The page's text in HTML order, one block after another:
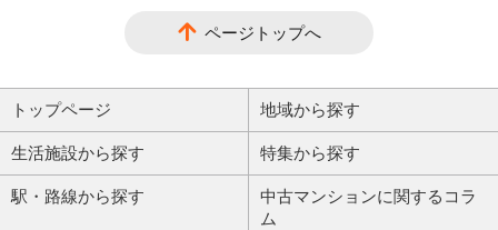
ページトップへ
トップページ 地域から探す
生活施設から探す 特集から探す
駅・路線から探す
中古マンションに関するコラ
ム